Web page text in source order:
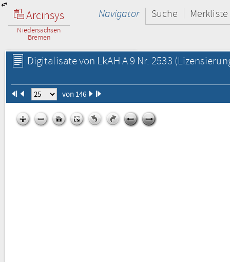
Arcinsys
Niedersachsen
Bremen
Navigator Suche Merkliste
Digitalisate von LkAH A 9 Nr. 2533
von 146